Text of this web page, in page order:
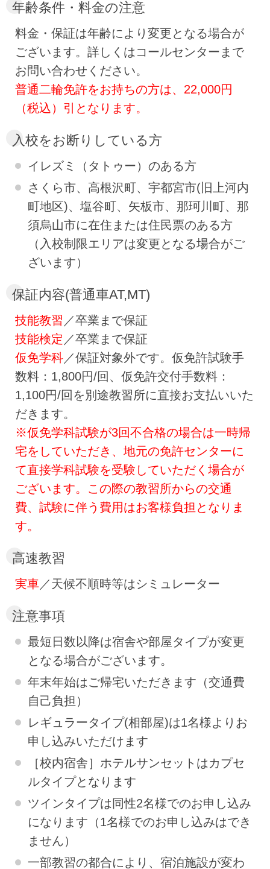
年齢条件・料金の注意
料金・保証は年齢により変更となる場合が
ございます。詳しくはコールセンターまで
お問い合わせください。
普通二輪免許をお持ちの方は、22,000円
（税込）引となります。
入校をお断りしている方
イレズミ（タトゥー）のある方
さくら市、高根沢町、宇都宮市(旧上河内
町地区)、塩谷町、矢板市、那珂川町、那
須烏山市に在住または住民票のある方
（入校制限エリアは変更となる場合がご
ざいます）
保証内容(普通車AT,MT)
技能教習 ／卒業まで保証
技能検定 ／卒業まで保証
仮免学科／保証対象外です。仮免許試験手
数料：1,800円/回、仮免許交付手数料：
1,100円/回を別途教習所に直接お支払いいた
だきます。
※仮免学科試験が3回不合格の場合は一時帰
宅をしていただき、地元の免許センターに
て直接学科試験を受験していただく場合が
ございます。この際の教習所からの交通
費、試験に伴う費用はお客様負担となりま
す。
高速教習
実車／天候不順時等はシミュレーター
注意事項
最短日数以降は宿舎や部屋タイプが変更
となる場合がございます。
年末年始はご帰宅いただきます（交通費
自己負担）
レギュラータイプ(相部屋)は1名様よりお
申し込みいただけます
［校内宿舎］ホテルサンセットはカプセ
ルタイプとなります
ツインタイプは同性2名様でのお申し込み
になります（1名様でのお申し込みはでき
ません）
一部教習の都合により、宿泊施設が変わ